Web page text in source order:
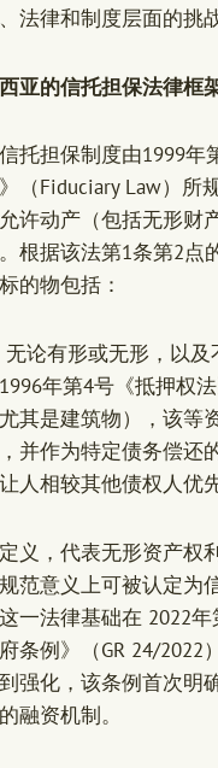
法律和制度层面的挑战
亚的信托担保法律框
托担保制度由1999年
（Fiduciary Law）所
许动产（包括无形财
根据该法第1条第2点
的物包括：
无论有形或无形，以及
1996年第4号《抵押权
其是建筑物），该等
并作为特定债务偿还
人相较其他债权人优
义，代表无形资产权
范意义上可被认定为
一法律基础在 2022
条例》（GR 24/2022
强化，该条例首次明
融资机制。